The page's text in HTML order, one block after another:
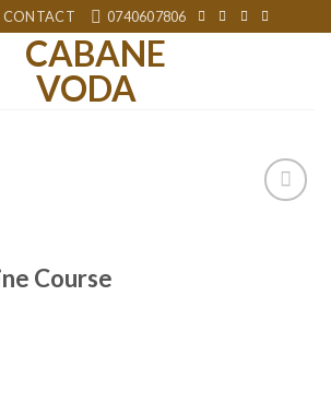
CONTACT 0740607806
Course